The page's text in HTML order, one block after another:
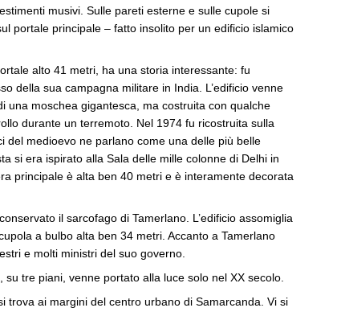
musivi. Sulle pareti esterne e sulle cupole si
portale principale – fatto insolito per un edificio islamico
alto 41 metri, ha una storia interessante: fu
della sua campagna militare in India. L’edificio venne
una moschea gigantesca, ma costruita con qualche
durante un terremoto. Nel 1974 fu ricostruita sulla
del medioevo ne parlano come una delle più belle
si era ispirato alla Sala delle mille colonne di Delhi in
principale è alta ben 40 metri e è interamente decorata
il sarcofago di Tamerlano. L’edificio assomiglia
a bulbo alta ben 34 metri. Accanto a Tamerlano
e molti ministri del suo governo.
, su tre piani, venne portato alla luce solo nel XX secolo.
trova ai margini del centro urbano di Samarcanda. Vi si